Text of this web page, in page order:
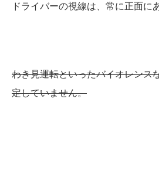
ドライバーの視線は、常に正面に
わき見運転といったバイオレンス
定していません。